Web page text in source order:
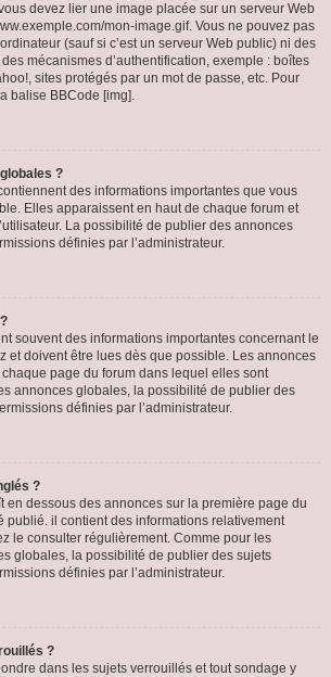
devez lier une image placée sur un serveur Web
mon-image.gif. Vous ne pouvez pas
(sauf si c’est un serveur Web public) ni des
mécanismes d’authentification, exemple : boîtes
sites protégés par un mot de passe, etc. Pour
balise BBCode [img].
?
des informations importantes que vous
Elles apparaissent en haut de chaque forum et
La possibilité de publier des annonces
définies par l’administrateur.
souvent des informations importantes concernant le
et doivent être lues dès que possible. Les annonces
page du forum dans lequel elles sont
annonces globales, la possibilité de publier des
définies par l’administrateur.
?
en dessous des annonces sur la première page du
publié. il contient des informations relativement
le consulter régulièrement. Comme pour les
globales, la possibilité de publier des sujets
définies par l’administrateur.
?
dans les sujets verrouillés et tout sondage y